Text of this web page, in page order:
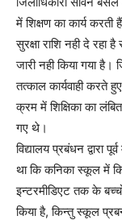
में शिक्षण का कार्य
सुरक्षा राशि नही दे रहा
जारी नही किया गया है।
तत्काल कार्यवाही करते
क्रम में शिक्षिका का
गए थे।
विद्यालय प्रबंधन द्वारा
था कि कनिका स्कूल में
इन्टरमीडिएट तक के
किया है, किन्तु स्कूल